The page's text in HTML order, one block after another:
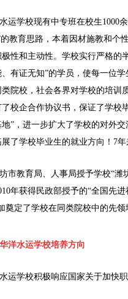
运学校现有中专班在校生1000
教育思路，本着因材施教和个
性和主动性。学校实行严格的
有证无知”的学员，使每一位
院校，社会各界对学校的培训
校企合作协议书，保证了学校
”，进一步扩大了学校的对外
了学校毕业生的就业方向！7
市教育局、人事局授予学校“
年获得民政部授予的“全国先
奠定了学校在同类院校中的先领
洋水运学校培养方向
运学校积极响应国家关于加快